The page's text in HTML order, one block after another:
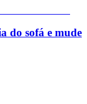
do sofá e mude